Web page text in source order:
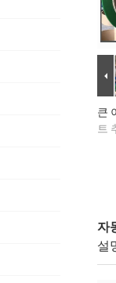
큰
트
자
설